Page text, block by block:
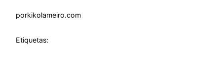
porkikolameiro.com
Etiquetas: